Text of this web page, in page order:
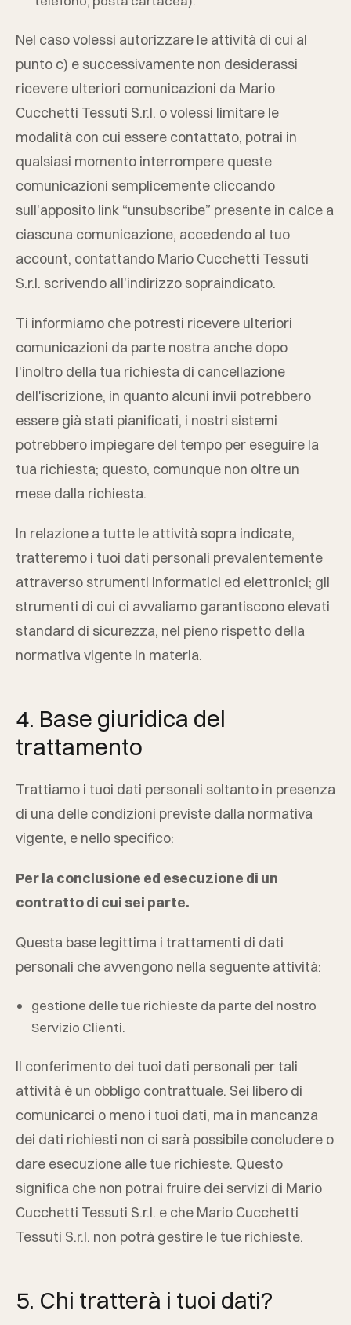
Nel caso volessi autorizzare le attività di cui al
punto c) e successivamente non desiderassi
ricevere ulteriori comunicazioni da Mario
Cucchetti Tessuti S.r.l. o volessi limitare le
modalità con cui essere contattato, potrai in
qualsiasi momento interrompere queste
comunicazioni semplicemente cliccando
sull'apposito link “unsubscribe” presente in calce a
ciascuna comunicazione, accedendo al tuo
account, contattando Mario Cucchetti Tessuti
S.r.l. scrivendo all'indirizzo sopraindicato.
Ti informiamo che potresti ricevere ulteriori
comunicazioni da parte nostra anche dopo
l'inoltro della tua richiesta di cancellazione
dell'iscrizione, in quanto alcuni invii potrebbero
essere già stati pianificati, i nostri sistemi
potrebbero impiegare del tempo per eseguire la
tua richiesta; questo, comunque non oltre un
mese dalla richiesta.
In relazione a tutte le attività sopra indicate,
tratteremo i tuoi dati personali prevalentemente
attraverso strumenti informatici ed elettronici; gli
strumenti di cui ci avvaliamo garantiscono elevati
standard di sicurezza, nel pieno rispetto della
normativa vigente in materia.
4. Base giuridica del
trattamento
Trattiamo i tuoi dati personali soltanto in presenza
di una delle condizioni previste dalla normativa
vigente, e nello specifico:
Per la conclusione ed esecuzione di un
contratto di cui sei parte.
Questa base legittima i trattamenti di dati
personali che avvengono nella seguente attività:
gestione delle tue richieste da parte del nostro
Servizio Clienti.
Il conferimento dei tuoi dati personali per tali
attività è un obbligo contrattuale. Sei libero di
comunicarci o meno i tuoi dati, ma in mancanza
dei dati richiesti non ci sarà possibile concludere o
dare esecuzione alle tue richieste. Questo
significa che non potrai fruire dei servizi di Mario
Cucchetti Tessuti S.r.l. e che Mario Cucchetti
Tessuti S.r.l. non potrà gestire le tue richieste.
5. Chi tratterà i tuoi dati?